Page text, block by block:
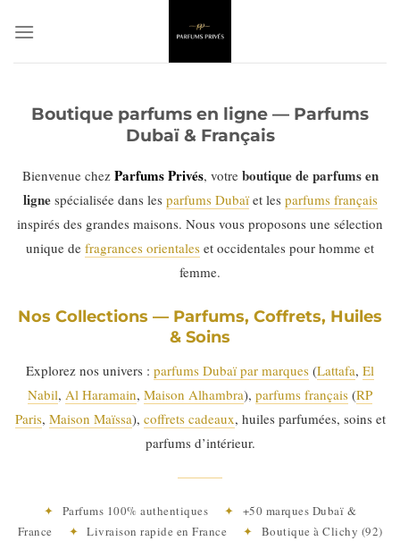
au
Boutique parfums en ligne — Parfums
Dubaï & Français
Bienvenue chez Parfums Privés, votre boutique de parfums en
lignespécialisée dans les parfums Dubaïet les parfums français
inspirés des grandes maisons. Nous vous proposons une sélection
unique de fragrances orientales et occidentales pour homme et
femme.
Nos Collections — Parfums, Coffrets, Huiles
& Soins
Explorez nos univers : parfums Dubaï par marques (Lattafa, El
Nabil, Al Haramain, Maison Alhambra), parfums français (RP
Paris, Maison Maïssa), coffrets cadeaux, huiles parfumées, soins et
parfums d’intérieur.
✦ Parfums 100% authentiques ✦ +50 marques Dubaï &
France ✦ Livraison rapide en France ✦ Boutique à Clichy (92)